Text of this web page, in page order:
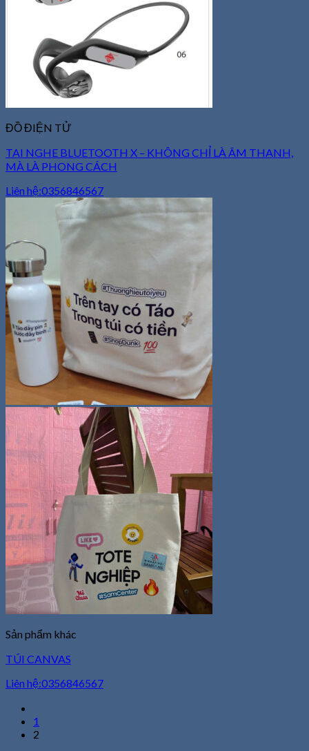
kiếm:
Giỏ hàng
Chưa có sản phẩm trong giỏ hàng.
ĐỒ ĐIỆN TỬ
TAI NGHE BLUETOOTH X – KHÔNG CHỈ LÀ ÂM THANH,
MÀ LÀ PHONG CÁCH
Liên hệ:0356846567
Sản phẩm khác
TÚI CANVAS
Liên hệ:0356846567
1
2